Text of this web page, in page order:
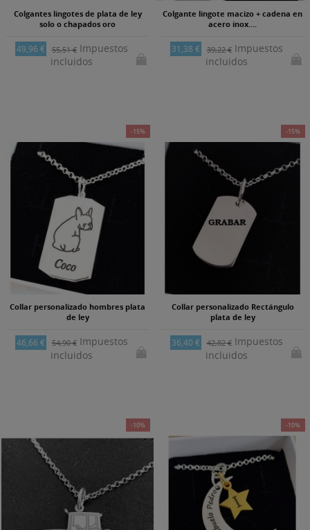
Colgantes lingotes de plata de ley
solo o chapados oro
49,96 € 55,51 €Impuestos
incluidos
Colgante lingote macizo + cadena en
acero inox....
31,38 € 39,22 €Impuestos
incluidos
-15%
Collar personalizado hombres plata
de ley
46,66 € 54,90 €Impuestos
incluidos
-15%
Collar personalizado Rectángulo
plata de ley
36,40 € 42,82 €Impuestos
incluidos
-10% -10%